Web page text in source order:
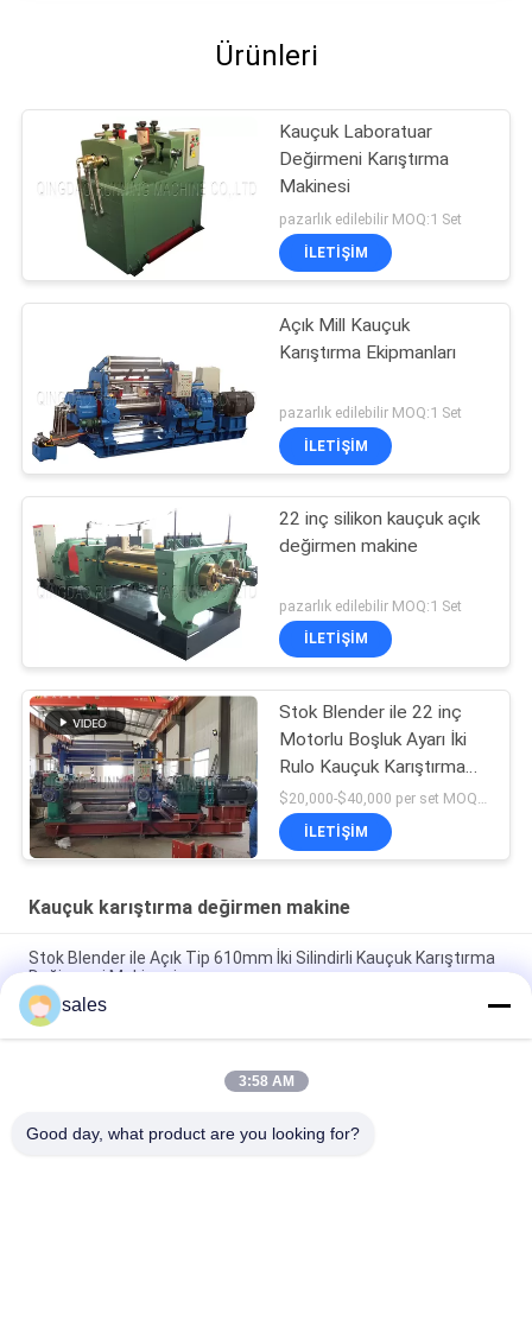
Ürünleri
Kauçuk Laboratuar
Değirmeni Karıştırma
Makinesi
pazarlık edilebilir MOQ:1 Set
İLETIŞIM
Açık Mill Kauçuk
Karıştırma Ekipmanları
pazarlık edilebilir MOQ:1 Set
İLETIŞIM
22 inç silikon kauçuk açık
değirmen makine
pazarlık edilebilir MOQ:1 Set
İLETIŞIM
Stok Blender ile 22 inç
Motorlu Boşluk Ayarı İki
Rulo Kauçuk Karıştırma
Değirmeni Makinesi
$20,000-$40,000 per set MOQ:1 Takım
İLETIŞIM
Kauçuk karıştırma değirmen makine
Stok Blender ile Açık Tip 610mm İki Silindirli Kauçuk Karıştırma
Değirmeni Makinesi
Kauçuk Bileşik Karıştırma Değirmeni Makinesi XK-450 18 inç
Silindir Çapı 48 "Uzunluk
16 İnç Açık Değirmen Kauçuk Bileşik Karıştırma Makinesi 37kw
sales
3:58 AM
Good day, what product are you looking for?